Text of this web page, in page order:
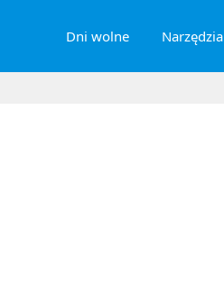
Dni wolne Narzędzia